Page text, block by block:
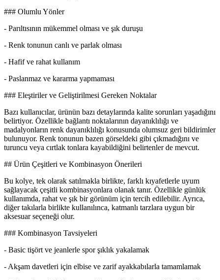
### Olumlu Yönler
- Parıltısının mükemmel olması ve şık duruşu
- Renk tonunun canlı ve parlak olması
- Hafif ve rahat kullanım
- Paslanmaz ve kararma yapmaması
### Eleştiriler ve Geliştirilmesi Gereken Noktalar
Bazı kullanıcılar, ürünün bazı detaylarında kalite sorunları yaşadığını
belirtiyor. Özellikle bağlantı noktalarının dayanıklılığı ve
madalyonların renk dayanıklılığı konusunda olumsuz geri bildirimler
bulunuyor. Renk tonunun bazen görseldeki gibi çıkmadığını ve
turuncu veya cırtlak tonlara kayabildiğini belirtenler de mevcut.
## Ürün Çeşitleri ve Kombinasyon Önerileri
Bu kolye, tek olarak satılmakla birlikte, farklı kıyafetlerle uyum
sağlayacak çeşitli kombinasyonlara olanak tanır. Özellikle günlük
kullanımda, rahat ve şık bir görünüm için tercih edilebilir. Ayrıca,
diğer takılarla birlikte kullanılınca, katmanlı tarzlara uygun bir
aksesuar seçeneği olur.
### Kombinasyon Tavsiyeleri
- Basic tişört ve jeanlerle spor şıklık yakalamak
- Akşam davetleri için elbise ve zarif ayakkabılarla tamamlamak